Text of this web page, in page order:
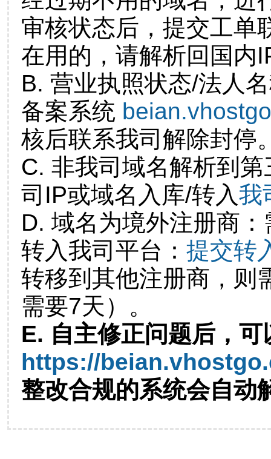
审核状态后，提交工单
在用的，请解析回国内
B. 营业执照状态/法人
备案系统
核后联系我司解除封停
C. 非我司域名解析到
司IP或域名入库/转入我
D. 域名为境外注册商
转入我司平台： 提交转
转移到其他注册商，则
需要7天）。
E. 自主修正问题后，可
https://
整改合规的系统会自动